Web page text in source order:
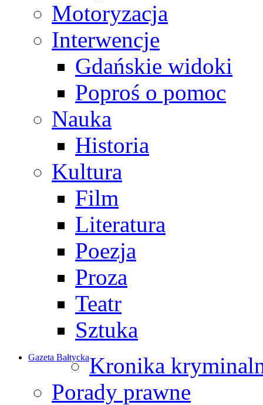
Motoryzacja
Interwencje
Gdańskie widoki
Poproś o pomoc
Nauka
Historia
Kultura
Film
Literatura
Poezja
Proza
Teatr
Sztuka
Gazeta BałtyckaKronika
Porady prawne